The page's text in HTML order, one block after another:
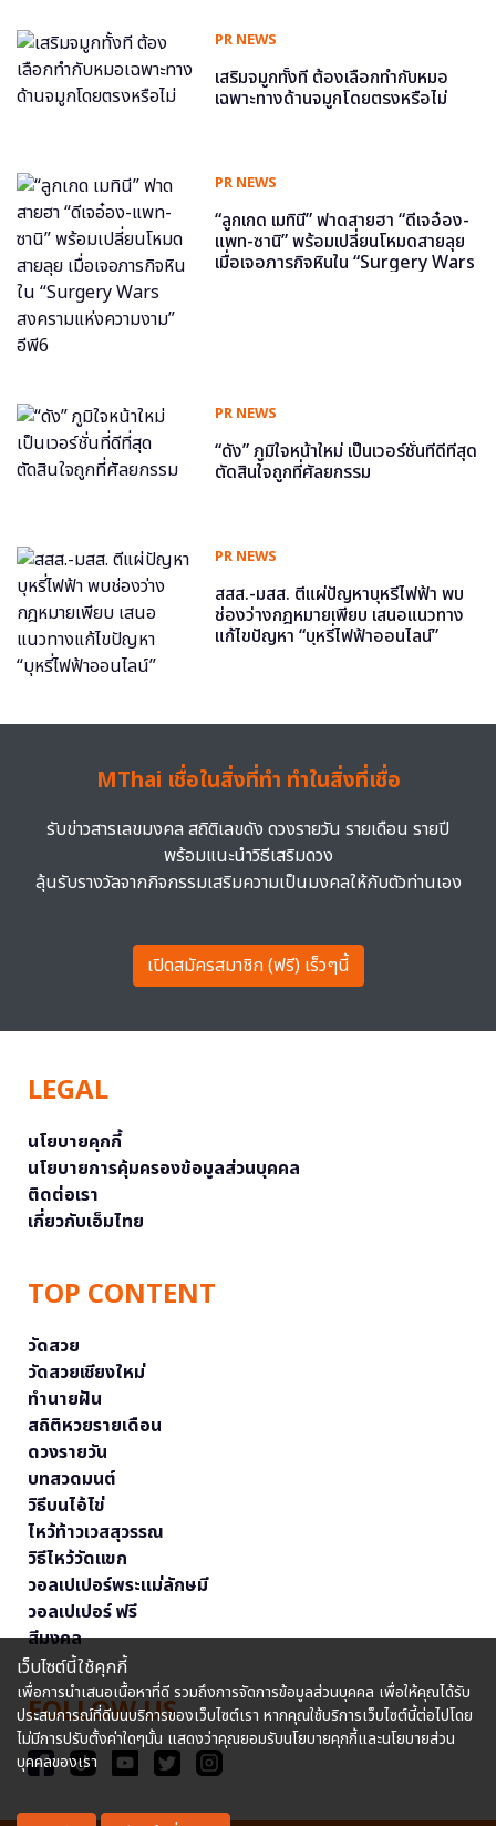
PR NEWS
เสริมจมูกทั้งที ต้องเลือกทำกับหมอ
เฉพาะทางด้านจมูกโดยตรงหรือไม่
PR NEWS
“ลูกเกด เมทินี” ฟาดสายฮา “ดีเจอ๋อง-
แพท-ซานิ” พร้อมเปลี่ยนโหมดสายลุย
เมื่อเจอภารกิจหินใน “Surgery Wars
PR NEWS
“ดัง” ภูมิใจหน้าใหม่ เป็นเวอร์ชั่นที่ดีที่สุด
ตัดสินใจถูกที่ศัลยกรรม
PR NEWS
สสส.-มสส. ตีแผ่ปัญหาบุหรี่ไฟฟ้า พบ
ช่องว่างกฎหมายเพียบ เสนอแนวทาง
แก้ไขปัญหา “บุหรี่ไฟฟ้าออนไลน์”
MThai เชื่อในสิ่งที่ทำ ทำในสิ่งที่เชื่อ
รับข่าวสารเลขมงคล สถิติเลขดัง ดวงรายวัน รายเดือน รายปี
พร้อมแนะนำวิธีเสริมดวง
ลุ้นรับรางวัลจากกิจกรรมเสริมความเป็นมงคลให้กับตัวท่านเอง
เปิดสมัครสมาชิก (ฟรี) เร็วๆนี้
LEGAL
นโยบายคุกกี้
นโยบายการคุ้มครองข้อมูลส่วนบุคคล
ติดต่อเรา
เกี่ยวกับเอ็มไทย
TOP CONTENT
วัดสวย
วัดสวยเชียงใหม่
ทำนายฝัน
สถิติหวยรายเดือน
ดวงรายวัน
บทสวดมนต์
วิธีบนไอ้ไข่
ไหว้ท้าวเวสสุวรรณ
วิธีไหว้วัดแขก
วอลเปเปอร์พระแม่ลักษมี
วอลเปเปอร์ ฟรี
สีมงคล
FOLLOW US
เว็บไซต์นี้ใช้คุกกี้
เพื่อการนำเสนอเนื้อหาที่ดี รวมถึงการจัดการข้อมูลส่วนบุคคล เพื่อให้คุณได้รับ
ประสบการณ์ที่ดีบนบริการของเว็บไซต์เรา หากคุณใช้บริการเว็บไซต์นี้ต่อไปโดย
ไม่มีการปรับตั้งค่าใดๆนั้น แสดงว่าคุณยอมรับนโยบายคุกกี้และนโยบายส่วน
บุคคลของเรา